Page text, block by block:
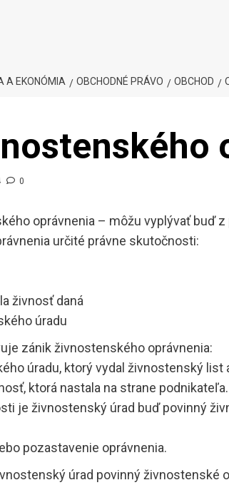
A EKONÓMIA OBCHODNÉ PRÁVO OBCHOD
0
oprávnenia – môžu vyplývať buď
určité právne skutočnosti:
živnosť daná
úradu
zánik živnostenského oprávnenia:
úradu, ktorý vydal živnostenský list
ktorá nastala na strane
je živnostenský úrad buď povinný
pozastavenie oprávnenia.
úrad povinný živnostenské